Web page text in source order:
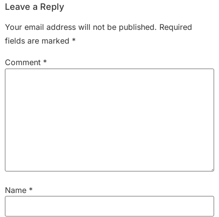
Leave a Reply
Your email address will not be published. Required
fields are marked *
Comment *
Name *